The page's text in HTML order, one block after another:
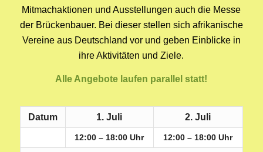
Mitmachaktionen und Ausstellungen auch die Messe
der Brückenbauer. Bei dieser stellen sich afrikanische
Vereine aus Deutschland vor und geben Einblicke in
ihre Aktivitäten und Ziele.
Alle Angebote laufen parallel statt!
Datum 1. Juli 2. Juli
12:00 – 18:00 Uhr 12:00 – 18:00 Uhr